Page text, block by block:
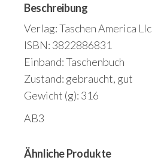
Beschreibung
Verlag: Taschen America Llc
ISBN: 3822886831
Einband: Taschenbuch
Zustand: gebraucht, gut
Gewicht (g): 316
AB3
Ähnliche Produkte